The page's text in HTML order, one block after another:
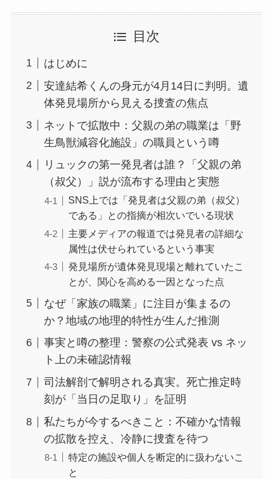
目次
はじめに
安達結希くんの身元が4月14日に判明。遺
体発見場所から見える捜査の焦点
ネットで拡散中：父親の弟の職業は「野
生鳥獣減容化施設」の職員という噂
リュックの第一発見者は誰？「父親の弟
（叔父）」説が流布する理由と実態
SNS上では「発見者は父親の弟（叔父）
である」との指摘が相次いでいる現状
主要メディアの報道では発見者の詳細な
属性は伏せられているという事実
発見場所が遺体発見現場と離れていたこ
とが、関心を高める一因となった点
なぜ「家族の職業」に注目が集まるの
か？地域の地理的特性が生んだ推測
事実と噂の整理：警察の公式発表 vs ネッ
ト上の未確認情報
司法解剖で解明される真実。死亡推定時
刻が「当日の足取り」を証明
私たちが今するべきこと：不確かな情報
の拡散を控え、冷静に捜査を待つ
特定の施設や個人を断定的に扱わないこ
と